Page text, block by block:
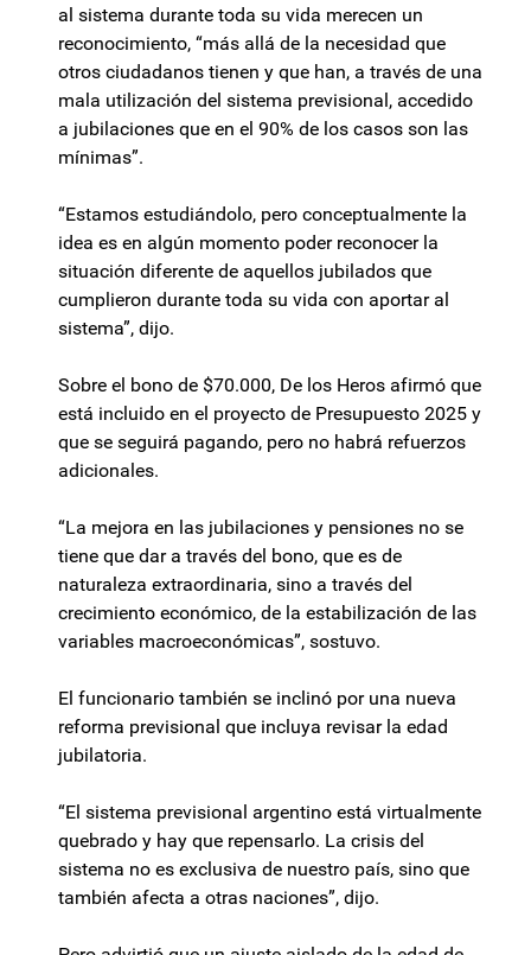
al sistema durante toda su vida merecen un
reconocimiento, “más allá de la necesidad que
otros ciudadanos tienen y que han, a través de una
mala utilización del sistema previsional, accedido
a jubilaciones que en el 90% de los casos son las
mínimas”.
“Estamos estudiándolo, pero conceptualmente la
idea es en algún momento poder reconocer la
situación diferente de aquellos jubilados que
cumplieron durante toda su vida con aportar al
sistema”, dijo.
Sobre el bono de $70.000, De los Heros afirmó que
está incluido en el proyecto de Presupuesto 2025 y
que se seguirá pagando, pero no habrá refuerzos
adicionales.
“La mejora en las jubilaciones y pensiones no se
tiene que dar a través del bono, que es de
naturaleza extraordinaria, sino a través del
crecimiento económico, de la estabilización de las
variables macroeconómicas”, sostuvo.
El funcionario también se inclinó por una nueva
reforma previsional que incluya revisar la edad
jubilatoria.
“El sistema previsional argentino está virtualmente
quebrado y hay que repensarlo. La crisis del
sistema no es exclusiva de nuestro país, sino que
también afecta a otras naciones”, dijo.